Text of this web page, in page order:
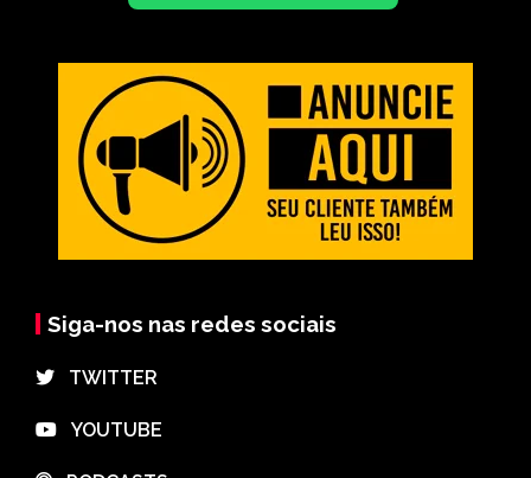
Siga-nos nas redes sociais
⠀TWITTER
⠀YOUTUBE